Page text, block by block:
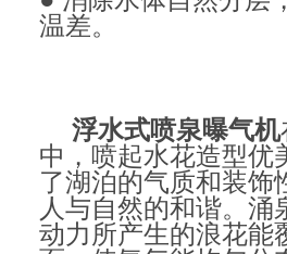
温差。
浮水式喷泉曝气机
中，喷起水花造型优
了湖泊的气质和装饰
人与自然的和谐。涌
动力所产生的浪花能